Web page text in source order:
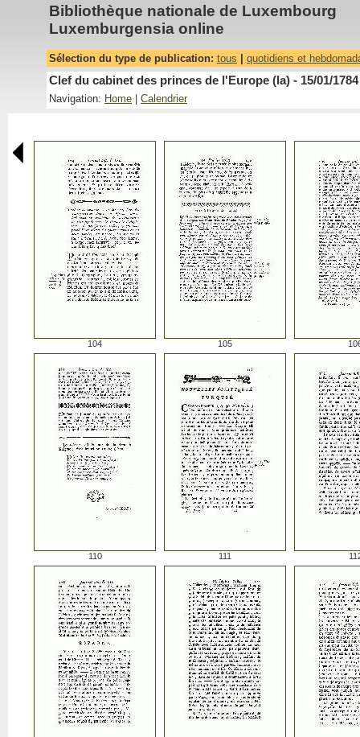
Bibliothèque nationale de Luxembourg
Luxemburgensia online
Sélection du type de publication: tous quotidiens et
Clef du cabinet des princes de l'Europe (la) - 15/01/1784
Navigation: Home Calendrier
104 105
110 111